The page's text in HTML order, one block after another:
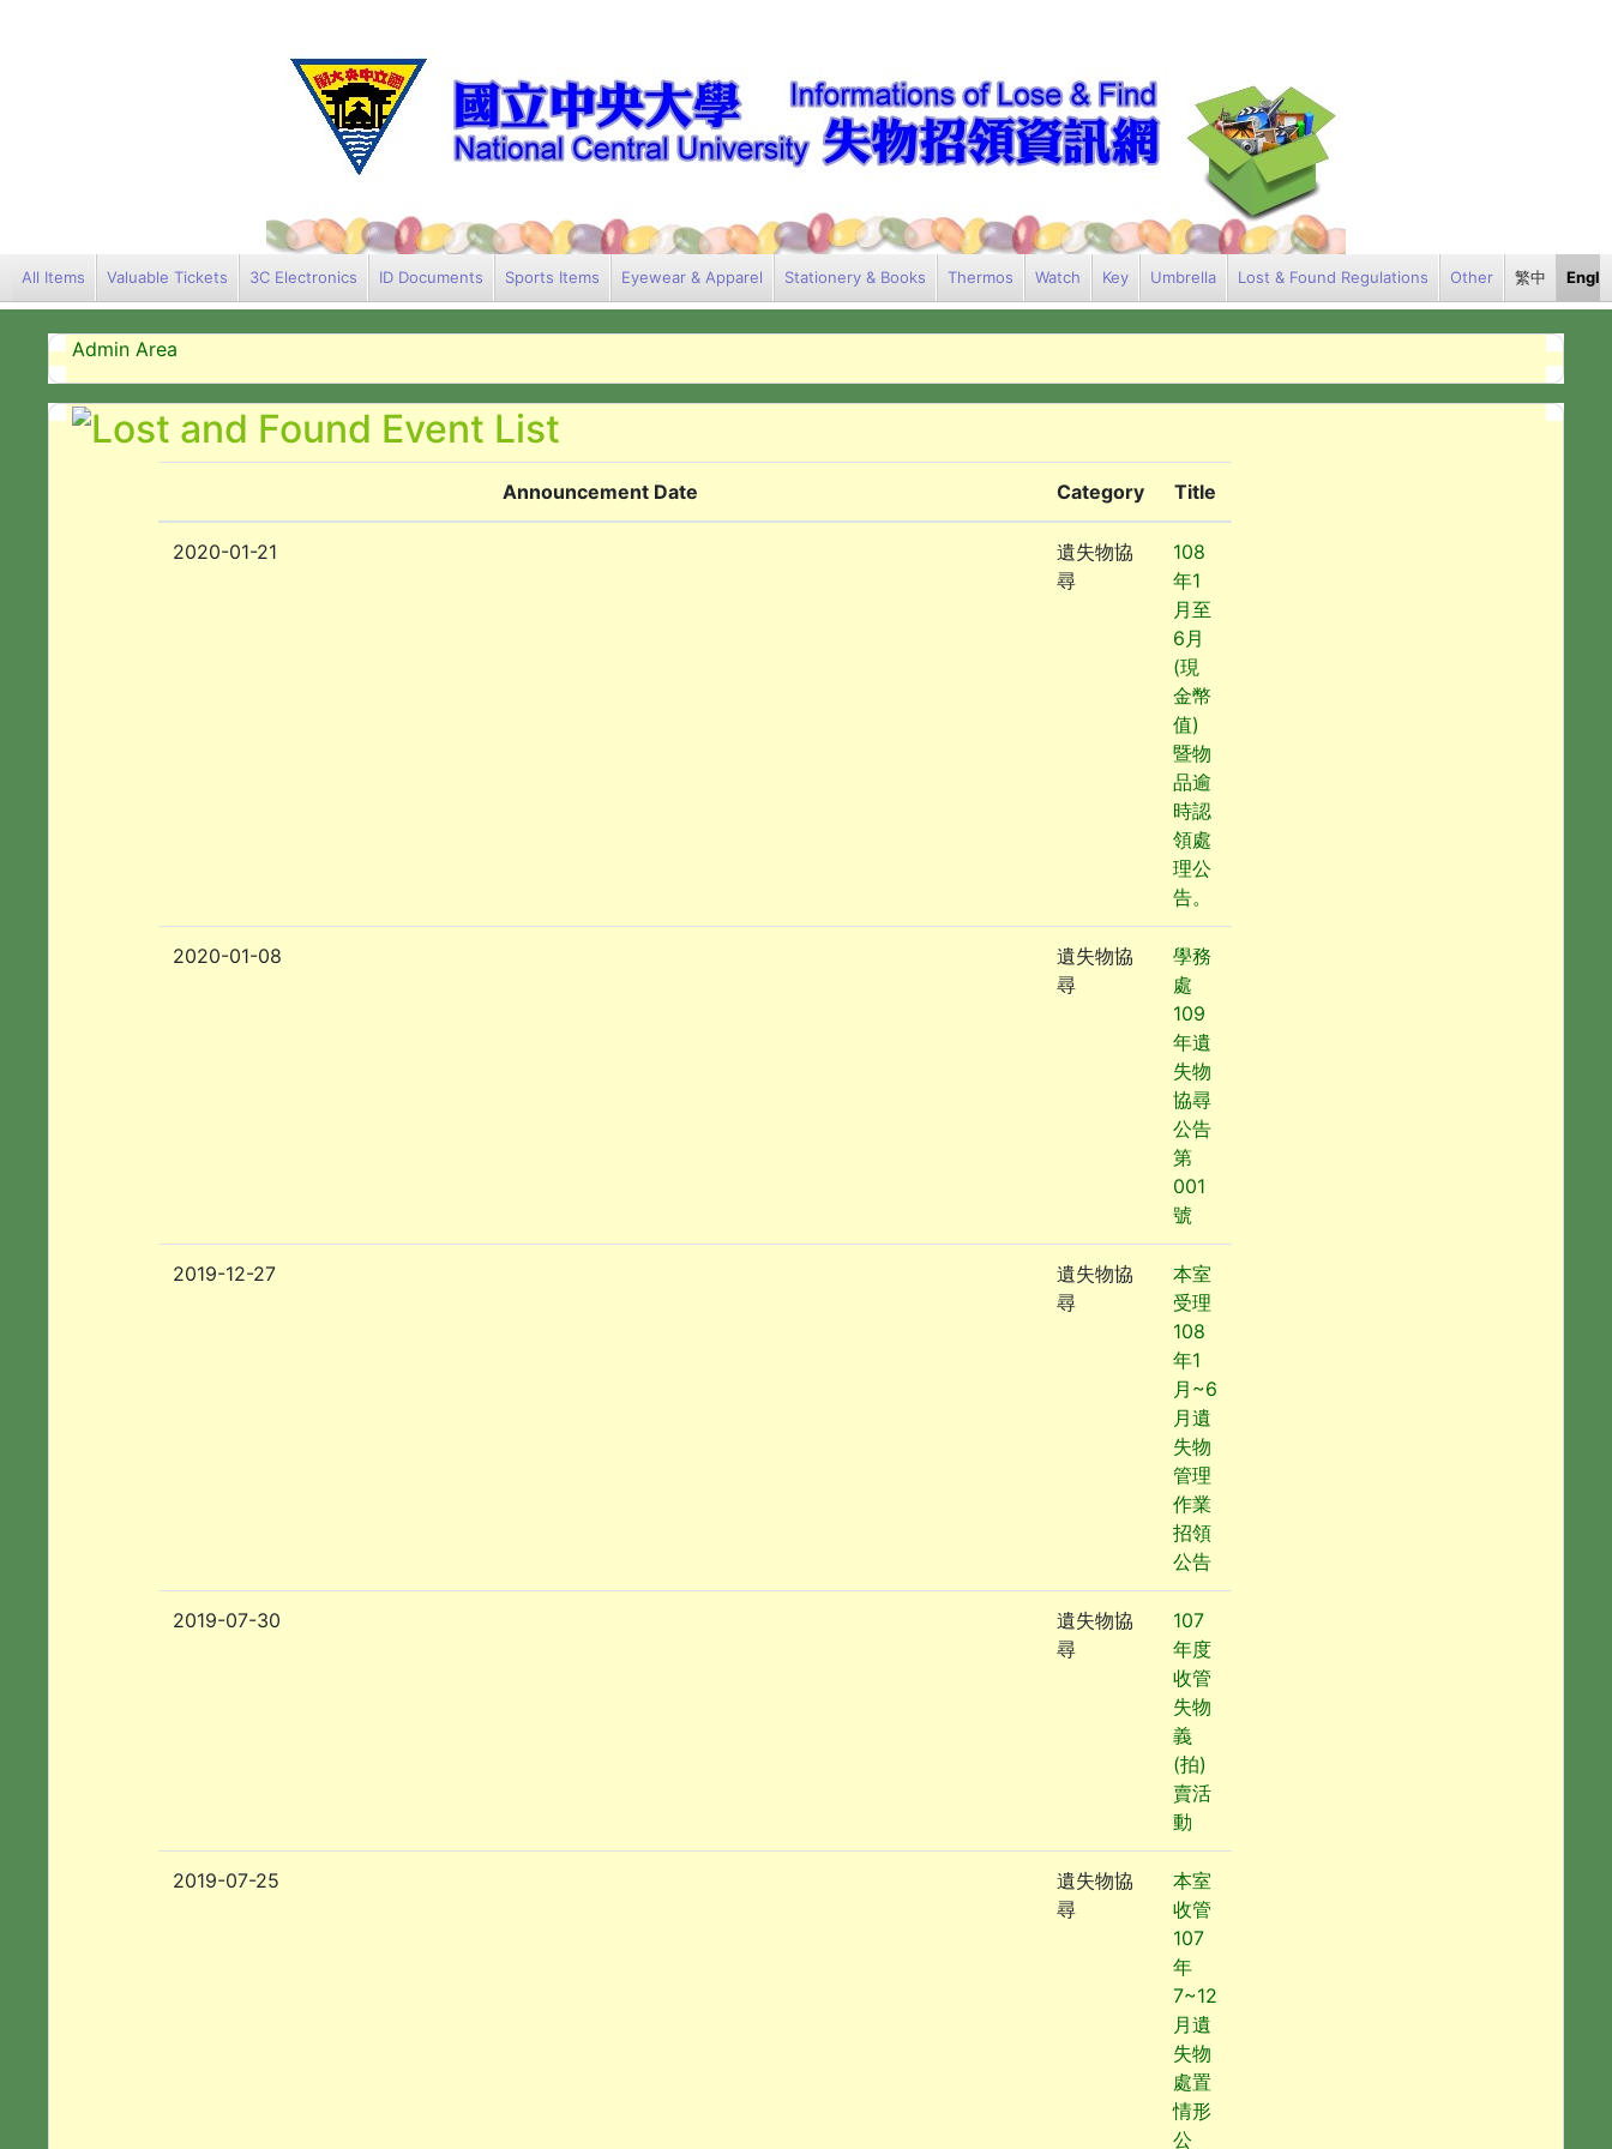
All Items Valuable Tickets 3C Electronics ID Documents Sports Items Eyewear & Apparel Stationery & Books Thermos Watch Key Umbrella Lost & Found Regulations Other 繁中
Admin Area
Announcement Date Category Title
2020-01-21
遺失物協
尋
108
年1
月至
6月
(現
金幣
值)
暨物
品逾
時認
領處
理公
告。
2020-01-08
遺失物協
尋
學務
處
109
年遺
失物
協尋
公告
第
001
號
2019-12-27
遺失物協
尋
本室
受理
108
年1
月~6
月遺
失物
管理
作業
招領
公告
2019-07-30
遺失物協
尋
107
年度
收管
失物
義
(拍)
賣活
動
2019-07-25
遺失物協
尋
本室
收管
107
年
7~12
月遺
失物
處置
情形
公